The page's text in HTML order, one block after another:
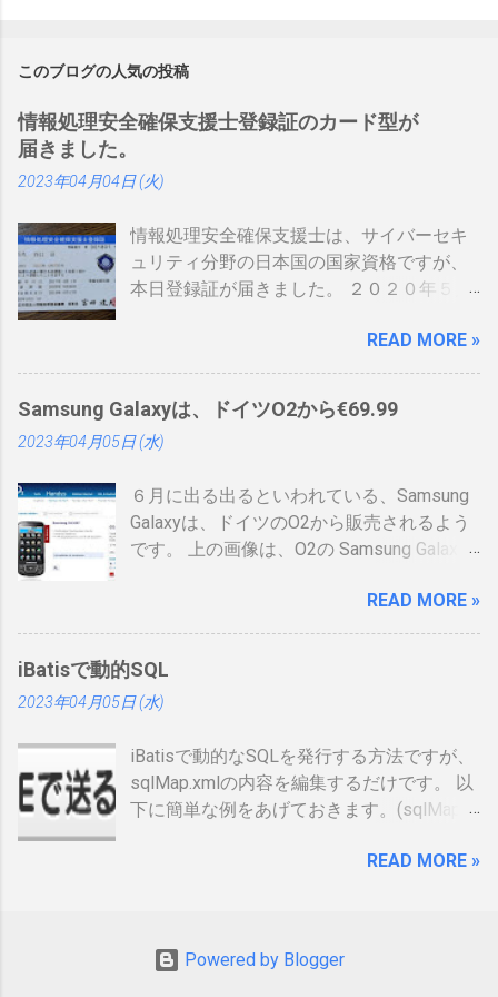
このブログの人気の投稿
情報処理安全確保支援士登録証のカード型が
届きました。
2023年04月04日 (火)
情報処理安全確保支援士は、サイバーセキ
ュリティ分野の日本国の国家資格ですが、
本日登録証が届きました。 ２０２０年５月
登場しました。 制度見直しについて：
https://www.ipa.go.jp/siensi/kaisei.html 情報
トに上がっていないので、情報共有です。
表 パット見て車の免許証みたい。いや保険
ールドと色が変わるらしい。（ゴールドと
か運転免許みたい）、でもこれって、せっ
かく作ったのに、今のデジタル庁云々の話
てしまい短い命なのではないかなと思った
りします。 カードの色について：
https://www.ipa.go.jp/siensi/toberiss/index.
※登録番号は、公開番号なので大丈夫で
す。 ※名前は、私の場合隠しても意味がな
いです 裏 「登録削除されたときは、この登
録証を返納すること」の記載が気になりま
した。維持していくのに結構な金額がかか
るので、講習等でお金を払うタイミング
１枚のカードでしかないですが、セキュリ
READ MORE »
Samsung Galaxyは、ドイツO2から€69.99
2023年04月05日 (水)
６月に出る出るといわれている、Samsung
Galaxyは、ドイツのO2から販売されるよう
です。 上の画像は、O2の Samsung Galaxy
すが、何が書いてあるのかわかりません。
ためしにカートに入れる動作をしてみまし
せんでした。 現状では、Android端末はHTC
からしか発売出ていません。従ってサムソ
大きな進展でデバイスの幅も広がるので大
注目をしています。 以下、おさらいとし
て、動画、資料等集めてみました。
READ MORE »
iBatisで動的SQL
2023年04月05日 (水)
iBatisで動的なSQLを発行する方法ですが、
sqlMap.xmlの内容を編集するだけです。 以
下に簡単な例をあげておきます。(sqlMap内
id=”getUser2″ resultMap=”resultUser”>
compareValue=”0″> ID=#id#
READ MORE »
Powered by Blogger